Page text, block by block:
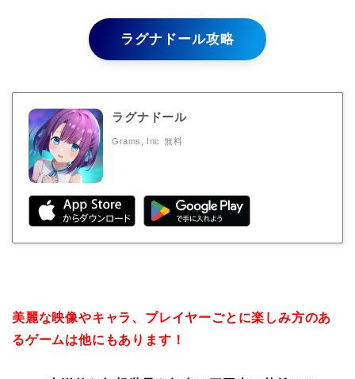
ラグナドール攻略
ラグナドール
Grams, Inc 無料
美麗な映像やキャラ、プレイヤーごとに楽しみ方のあ
るゲームは他にもあります！